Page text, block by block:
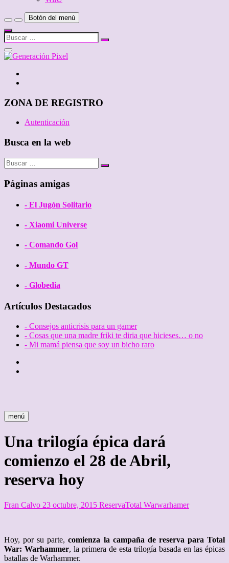
Botón del menú
Buscar
…
Cerrar
el
lateral
ZONA DE REGISTRO
Autenticación
Busca en la web
Buscar
…
Páginas amigas
- El Jugón Solitario
- Xiaomi Universe
- Comando Gol
- Mundo GT
- Globedia
Artículos Destacados
- Consejos anticrisis para un gamer
- Cosas que una madre friki te diria que hicieses… o no
- Mi mamá piensa que soy un bicho raro
menú
Una trilogía épica dará
comienzo el 28 de Abril,
reserva hoy
Fran Calvo 23 octubre, 2015 ReservaTotal Warwarhamer
Hoy, por su parte,comienza la campaña de reserva para Total
War: Warhammer, la primera de esta trilogía basada en las épicas
batallas de Warhammer.